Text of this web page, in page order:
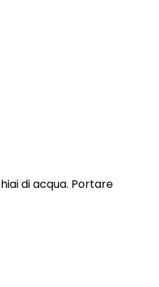
di acqua. Portare